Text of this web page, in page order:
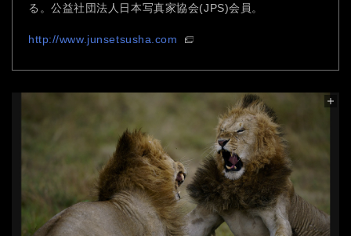
る。公益社団法人日本写真家協会(JPS)会員。
http://www.junsetsusha.com